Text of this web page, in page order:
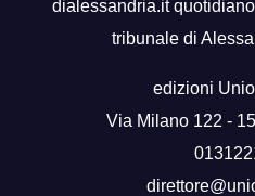
dialessandria.it
tribunale di
edizioni
Via Milano 122 -